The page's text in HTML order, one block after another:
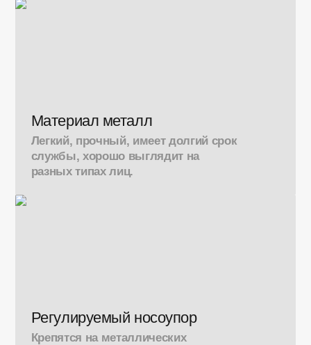
Материал металл
Легкий, прочный, имеет долгий срок
службы, хорошо выглядит на
разных типах лиц.
Регулируемый носоупор
Крепятся на металлических